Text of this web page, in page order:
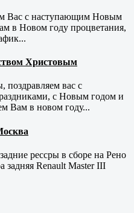
Вас с наступающим Новым
в Новом году процветания,
Христовым
поздравляем вас с
с Новым годом и
Вам в новом году...
рессры в сборе на Рено
задняя Renault Master III